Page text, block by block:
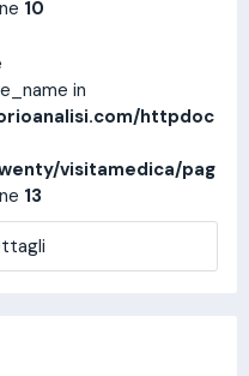
10
in
httpdoc
visitamedica/pag
13